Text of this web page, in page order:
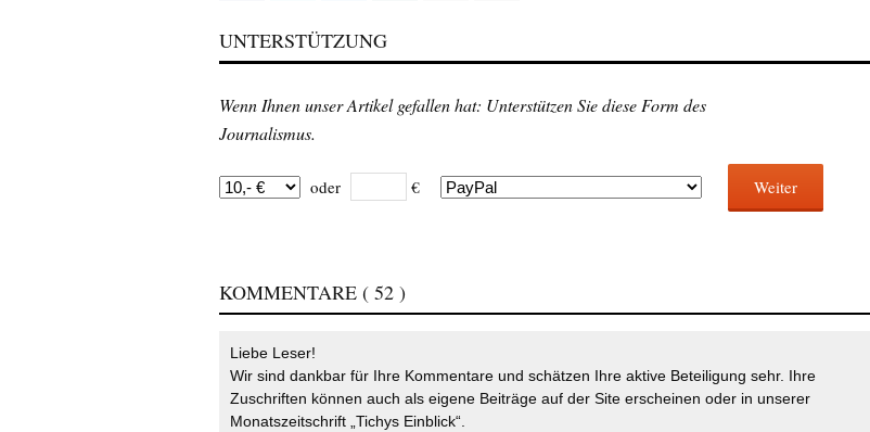
UNTERSTÜTZUNG
Wenn Ihnen unser Artikel gefallen hat: Unterstützen Sie diese Form des
Journalismus.
oder € Weiter
KOMMENTARE ( 52 )
Liebe Leser!
Wir sind dankbar für Ihre Kommentare und schätzen Ihre aktive Beteiligung sehr. Ihre
Zuschriften können auch als eigene Beiträge auf der Site erscheinen oder in unserer
Monatszeitschrift „Tichys Einblick“.